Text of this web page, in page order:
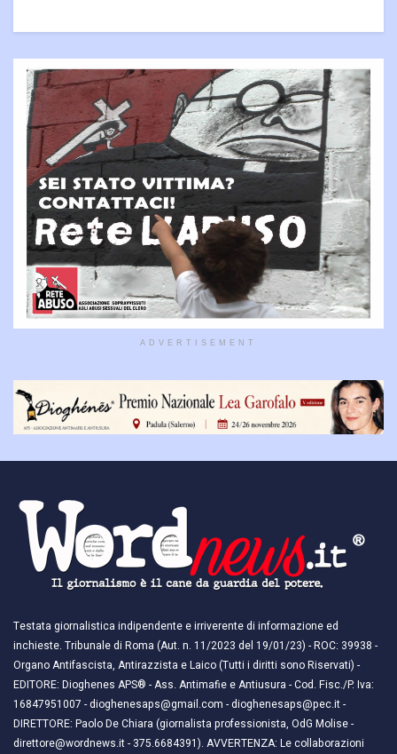
ADVERTISEMENT
Testata giornalistica indipendente e irriverente di informazione ed
inchieste. Tribunale di Roma (Aut. n. 11/2023 del 19/01/23) - ROC: 39938 -
Organo Antifascista, Antirazzista e Laico (Tutti i diritti sono Riservati) -
EDITORE: Dioghenes APS® - Ass. Antimafie e Antiusura - Cod. Fisc./P. Iva:
16847951007 - dioghenesaps@gmail.com - dioghenesaps@pec.it - ​​
DIRETTORE: Paolo De Chiara (giornalista professionista, OdG Molise -
direttore@wordnews.it - ​​375.6684391). AVVERTENZA: Le collaborazioni